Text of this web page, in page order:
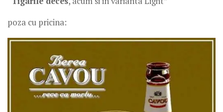
poza cu pricina: